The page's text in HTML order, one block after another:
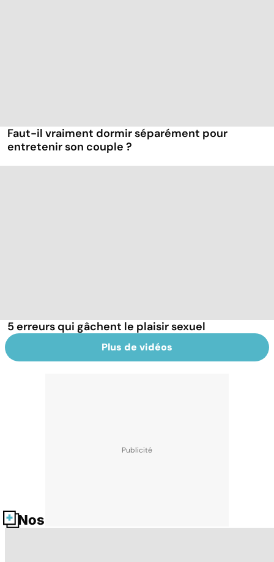
Faut-il vraiment dormir séparément pour
entretenir son couple ?
5 erreurs qui gâchent le plaisir sexuel
Plus de vidéos
Nos fiches santé